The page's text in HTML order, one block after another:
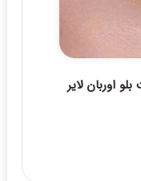
اوربان لایر